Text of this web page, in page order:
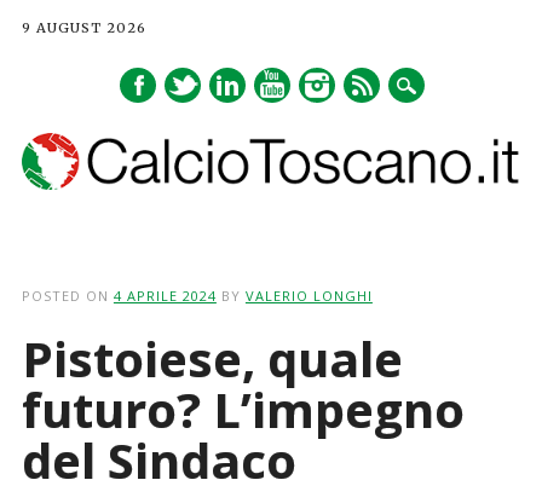
9 AUGUST 2026
POSTED ON 4 APRILE 2024 BY VALERIO LONGHI
Pistoiese, quale
futuro? L’impegno
del Sindaco